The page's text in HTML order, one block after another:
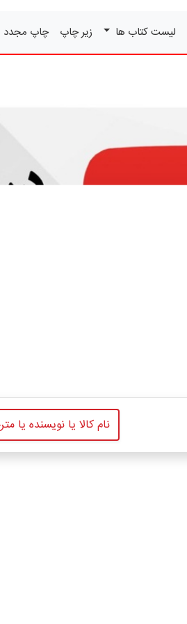
لیست کتاب ها زیر چاپ چاپ مجدد